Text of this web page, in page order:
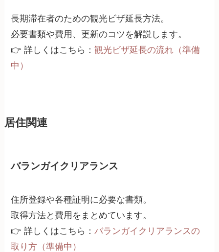
長期滞在者のための観光ビザ延長方法。
必要書類や費用、更新のコツを解説します。
👉 詳しくはこちら：観光ビザ延長の流れ（準備
中）
居住関連
バランガイクリアランス
住所登録や各種証明に必要な書類。
取得方法と費用をまとめています。
👉 詳しくはこちら：バランガイクリアランスの
取り方（準備中）